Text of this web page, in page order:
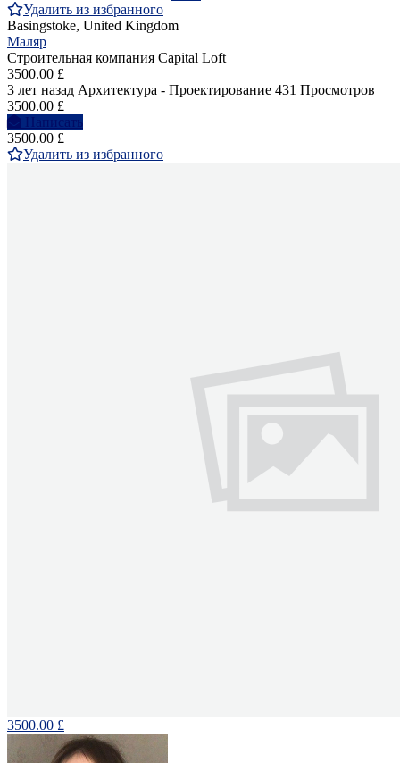
Удалить из избранного
Basingstoke, United Kingdom
Маляр
Строительная компания Capital Loft
3500.00 £
3 лет назад Архитектура - Проектирование 431 Просмотров
3500.00 £
Написать
3500.00 £
Удалить из избранного
3500.00 £